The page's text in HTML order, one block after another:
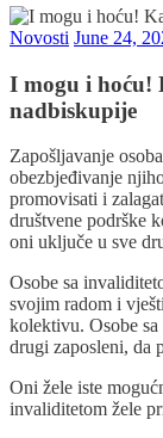
Novosti June 24,
I mogu i hoću!
nadbiskupije
Zapošljavanje
obezbjeđivanje
promovisati i
društvene podrške
oni uključe u sve
Osobe sa
svojim radom i
kolektivu. Osobe
drugi zaposleni, da
Oni žele iste
invaliditetom žele